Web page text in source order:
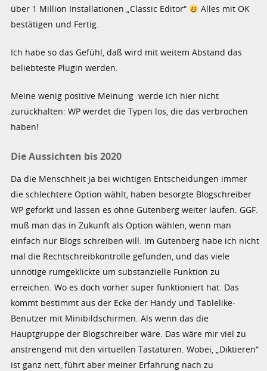
über 1 Million Installationen „Classic Editor“
Alles mit OK
bestätigen und Fertig.
Ich habe so das Gefühl, daß wird mit weitem Abstand das
beliebteste Plugin werden.
Meine wenig positive Meinung werde ich hier nicht
zurückhalten: WP werdet die Typen los, die das verbrochen
haben!
Die Aussichten bis 2020
Da die Menschheit ja bei wichtigen Entscheidungen immer
die schlechtere Option wählt, haben besorgte Blogschreiber
WP geforkt und lassen es ohne Gutenberg weiter laufen. GGF.
muß man das in Zukunft als Option wählen, wenn man
einfach nur Blogs schreiben will. Im Gutenberg habe ich nicht
mal die Rechtschreibkontrolle gefunden, und das viele
unnötige rumgeklickte um substanzielle Funktion zu
erreichen. Wo es doch vorher super funktioniert hat. Das
kommt bestimmt aus der Ecke der Handy und Tablelike-
Benutzer mit Minibildschirmen. Als wenn das die
Hauptgruppe der Blogschreiber wäre. Das wäre mir viel zu
anstrengend mit den virtuellen Tastaturen. Wobei, „Diktieren“
ist ganz nett, führt aber meiner Erfahrung nach zu